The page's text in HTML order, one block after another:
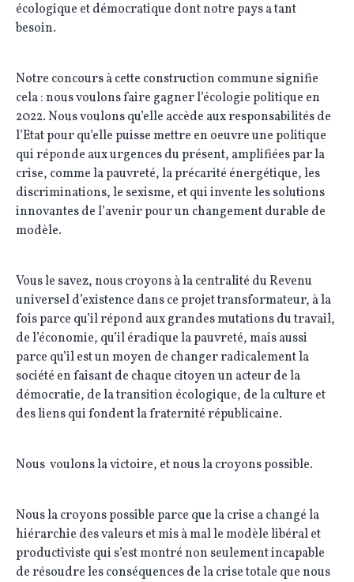
écologique et démocratique dont notre pays a tant
besoin.
Notre concours à cette construction commune signifie
cela : nous voulons faire gagner l’écologie politique en
2022. Nous voulons qu’elle accède aux responsabilités de
l’Etat pour qu’elle puisse mettre en oeuvre une politique
qui réponde aux urgences du présent, amplifiées par la
crise, comme la pauvreté, la précarité énergétique, les
discriminations, le sexisme, et qui invente les solutions
innovantes de l’avenir pour un changement durable de
modèle.
Vous le savez, nous croyons à la centralité du Revenu
universel d’existence dans ce projet transformateur, à la
fois parce qu’il répond aux grandes mutations du travail,
de l’économie, qu’il éradique la pauvreté, mais aussi
parce qu’il est un moyen de changer radicalement la
société en faisant de chaque citoyen un acteur de la
démocratie, de la transition écologique, de la culture et
des liens qui fondent la fraternité républicaine.
Nous voulons la victoire, et nous la croyons possible.
Nous la croyons possible parce que la crise a changé la
hiérarchie des valeurs et mis à mal le modèle libéral et
productiviste qui s’est montré non seulement incapable
de résoudre les conséquences de la crise totale que nous